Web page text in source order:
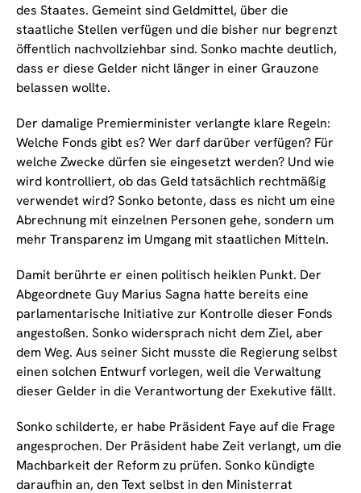
des Staates. Gemeint sind Geldmittel, über die
staatliche Stellen verfügen und die bisher nur begrenzt
öffentlich nachvollziehbar sind. Sonko machte deutlich,
dass er diese Gelder nicht länger in einer Grauzone
belassen wollte.
Der damalige Premierminister verlangte klare Regeln:
Welche Fonds gibt es? Wer darf darüber verfügen? Für
welche Zwecke dürfen sie eingesetzt werden? Und wie
wird kontrolliert, ob das Geld tatsächlich rechtmäßig
verwendet wird? Sonko betonte, dass es nicht um eine
Abrechnung mit einzelnen Personen gehe, sondern um
mehr Transparenz im Umgang mit staatlichen Mitteln.
Damit berührte er einen politisch heiklen Punkt. Der
Abgeordnete Guy Marius Sagna hatte bereits eine
parlamentarische Initiative zur Kontrolle dieser Fonds
angestoßen. Sonko widersprach nicht dem Ziel, aber
dem Weg. Aus seiner Sicht musste die Regierung selbst
einen solchen Entwurf vorlegen, weil die Verwaltung
dieser Gelder in die Verantwortung der Exekutive fällt.
Sonko schilderte, er habe Präsident Faye auf die Frage
angesprochen. Der Präsident habe Zeit verlangt, um die
Machbarkeit der Reform zu prüfen. Sonko kündigte
daraufhin an, den Text selbst in den Ministerrat